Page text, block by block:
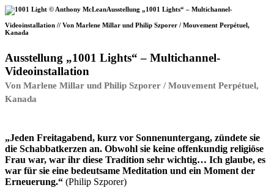
Ausstellung „1001 Lights“ – Multichannel-
Videoinstallation // Von Marlene Millar und Philip Szporer / Mouvement Perpétuel,
Kanada
Ausstellung „1001 Lights“ – Multichannel-
Videoinstallation
Von Marlene Millar und Philip Szporer / Mouvement Perpétuel,
Kanada
„Jeden Freitagabend, kurz vor Sonnenuntergang, zündete sie
die Schabbatkerzen an. Obwohl sie keine offenkundig religiöse
Frau war, war ihr diese Tradition sehr wichtig… Ich glaube, es
war für sie eine bedeutsame Meditation und ein Moment der
Erneuerung.“ (Philip Szporer)